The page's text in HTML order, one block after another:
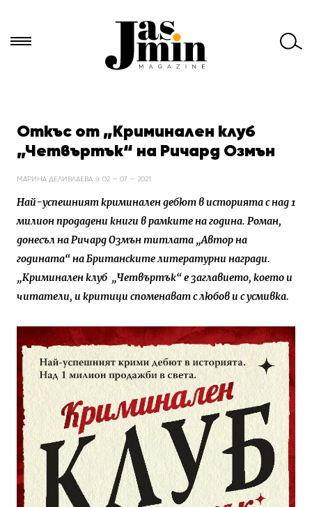
за:Откъс от „Криминален клуб
„Четвъртък“ на Ричард Озмън
МАРИНА ДЕЛИВЛАЕВА @ 02 — 07 — 2021
Най-успешният криминален дебют в историята с над 1
милион продадени книги в рамките на година. Роман,
донесъл на Ричард Озмън титлата „Автор на
годината“ на Британските литературни награди.
„Криминален клуб „Четвъртък“ е заглавието, което и
читатели, и критици споменават с любов и с усмивка.